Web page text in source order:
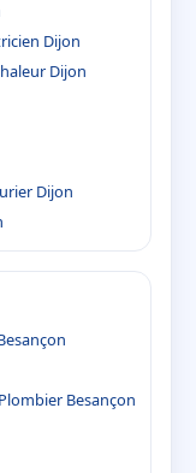
Dijon
Dijon
Dijon
Plombier Besançon